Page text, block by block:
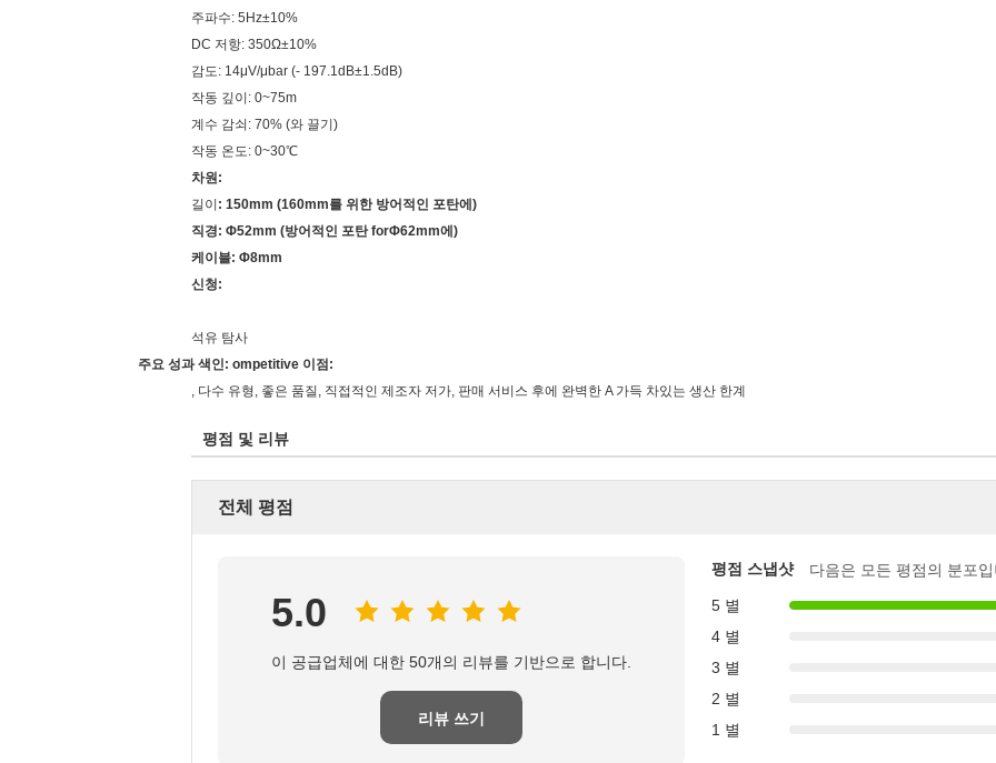
주파수: 5Hz±10%
DC 저항: 350Ω±10%
감도: 14μV/μbar (- 197.1dB±1.5dB)
작동 깊이: 0~75m
계수 감쇠: 70% (와 끌기)
작동 온도: 0~30℃
차원:
길이 : 150mm (160mm를 위한 방어적인 포탄에)
직경: Φ52mm (방어적인 포탄 forΦ62mm에)
케이블: Φ8mm
신청:
석유 탐사
주요 성과 색인: ompetitive 이점:
, 다수 유형, 좋은 품질, 직접적인 제조자 저가, 판매 서비스 후에 완벽한 A 가득 차있는 생산 한계
평점 및 리뷰
전체 평점
5.0
이 공급업체에 대한 50개의 리뷰를 기반으로 합니다.
리뷰 쓰기
평점 스냅샷
다음은 모든 평점의 분포
5 별
4 별
3 별
2 별
1 별